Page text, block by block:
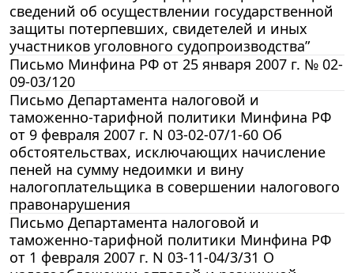
сведений об осуществлении государственной
защиты потерпевших, свидетелей и иных
участников уголовного судопроизводства”
Письмо Минфина РФ от 25 января 2007 г. № 02-
09-03/120
Письмо Департамента налоговой и
таможенно-тарифной политики Минфина РФ
от 9 февраля 2007 г. N 03-02-07/1-60 Об
обстоятельствах, исключающих начисление
пеней на сумму недоимки и вину
налогоплательщика в совершении налогового
правонарушения
Письмо Департамента налоговой и
таможенно-тарифной политики Минфина РФ
от 1 февраля 2007 г. N 03-11-04/3/31 О